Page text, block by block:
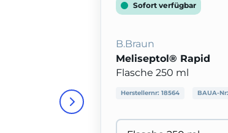
Sofort verfügbar
B.Braun
Meliseptol® Rapid
Flasche 250 ml
Herstellernr: 18564 BAUA-Nr: